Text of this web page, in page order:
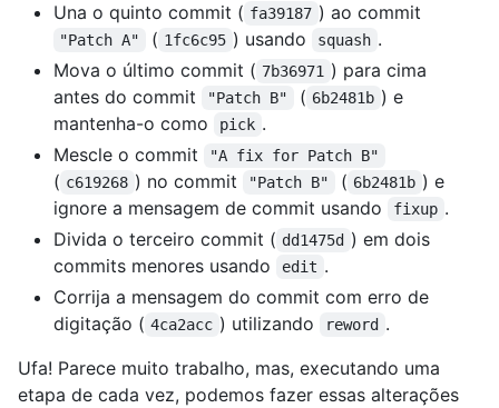
Una o quinto commit ( fa39187 ) ao commit
"Patch A" ( 1fc6c95 ) usando squash .
Mova o último commit ( 7b36971 ) para cima
antes do commit
"Patch B" ( 6b2481b ) e
mantenha-o como
pick .
Mescle o commit
"A fix for Patch B"
( c619268 ) no commit "Patch B" ( 6b2481b ) e
ignore a mensagem de commit usando
fixup .
Divida o terceiro commit ( dd1475d ) em dois
commits menores usando
edit .
Corrija a mensagem do commit com erro de
digitação ( 4ca2acc ) utilizando reword .
Ufa! Parece muito trabalho, mas, executando uma
etapa de cada vez, podemos fazer essas alterações